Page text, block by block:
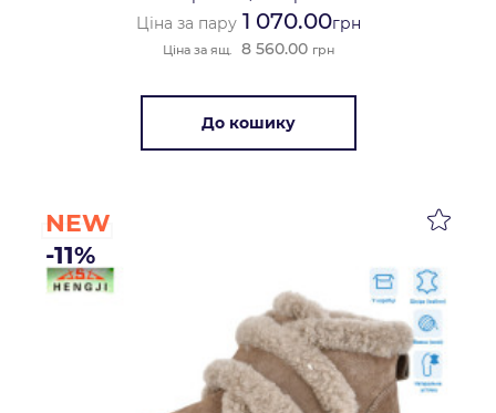
Ціна за пару1 070.00грн
Ціна за ящ. 8 560.00 грн
До кошику
NEW
-11%